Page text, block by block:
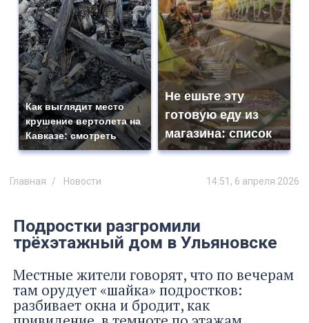
Как выглядит место
крушение вертолета на
Кавказе: смотреть
Не ешьте эту
готовую еду из
магазина: список
Главная Новости 14:51, 6 апреля 2026
Подростки разгромили
трёхэтажный дом в Ульяновске
Местные жители говорят, что по вечерам
там орудует «шайка» подростков:
разбивает окна и бродит, как